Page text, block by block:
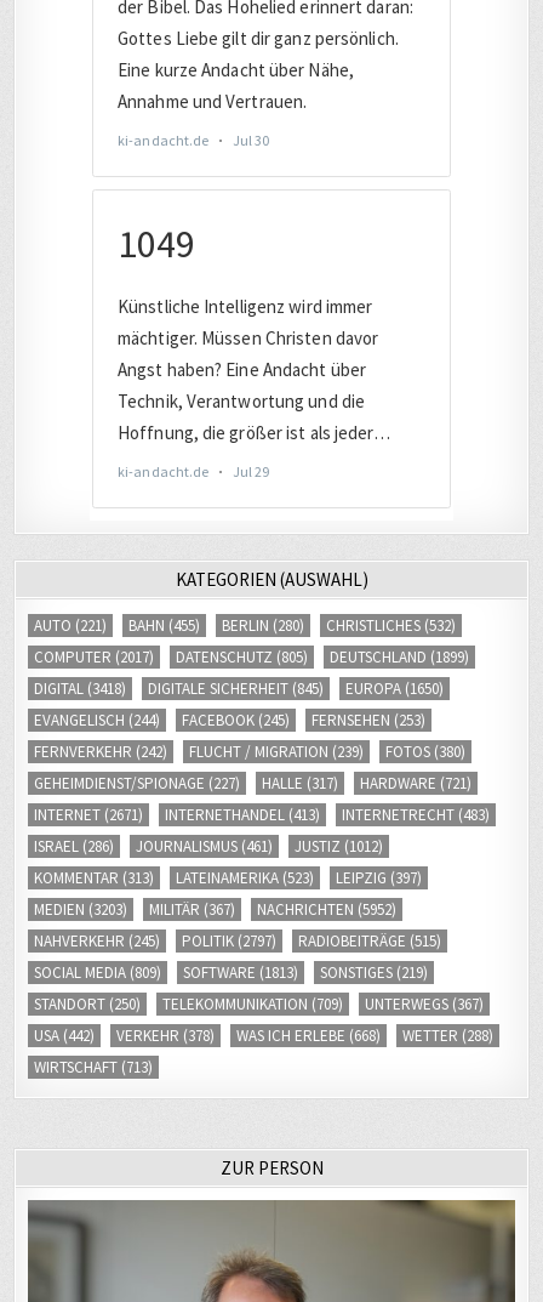
KATEGORIEN (AUSWAHL)
AUTO (221) BAHN (455) BERLIN (280) CHRISTLICHES (532)
COMPUTER (2017) DATENSCHUTZ (805) DEUTSCHLAND (1899)
DIGITAL (3418) DIGITALE SICHERHEIT (845) EUROPA (1650)
EVANGELISCH (244) FACEBOOK (245) FERNSEHEN (253)
FERNVERKEHR (242) FLUCHT / MIGRATION (239) FOTOS (380)
GEHEIMDIENST/SPIONAGE (227) HALLE (317) HARDWARE (721)
INTERNET (2671) INTERNETHANDEL (413) INTERNETRECHT (483)
ISRAEL (286) JOURNALISMUS (461) JUSTIZ (1012)
KOMMENTAR (313) LATEINAMERIKA (523) LEIPZIG (397)
MEDIEN (3203) MILITÄR (367) NACHRICHTEN (5952)
NAHVERKEHR (245) POLITIK (2797) RADIOBEITRÄGE (515)
SOCIAL MEDIA (809) SOFTWARE (1813) SONSTIGES (219)
STANDORT (250) TELEKOMMUNIKATION (709) UNTERWEGS (367)
USA (442) VERKEHR (378) WAS ICH ERLEBE (668) WETTER (288)
WIRTSCHAFT (713)
ZUR PERSON